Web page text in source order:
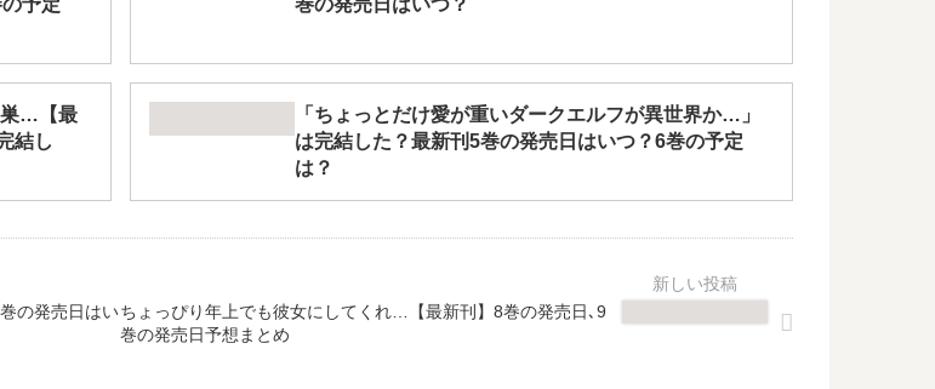
巣…【最
結し
「ちょっとだけ愛が重いダークエルフが異世界か…」
は完結した？最新刊5巻の発売日はいつ？6巻の予定
は？
の発売日はいちょっぴり年上でも彼女にしてくれ…【最新刊】8巻の発売日､9
巻の発売日予想まとめ